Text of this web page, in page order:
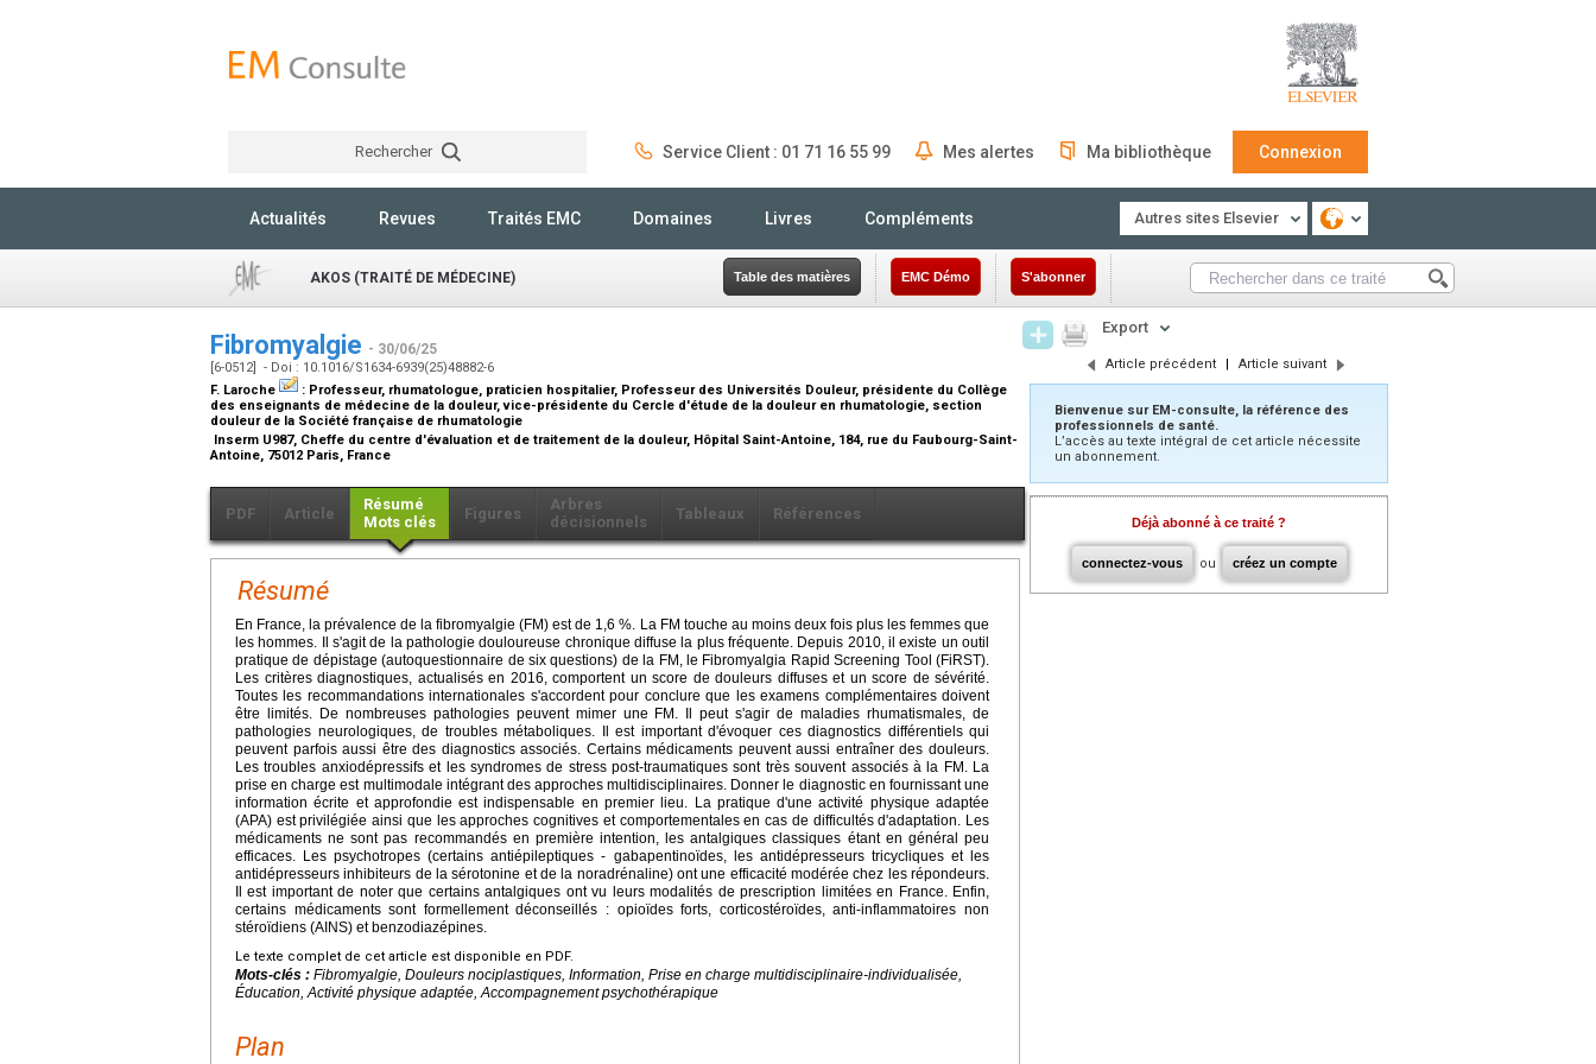
Rechercher Service Client : 01 71 16 55 99 Mes alertes Ma bibliothèque Connexion
Actualités Revues Traités EMC Domaines Livres Compléments Autres sites Elsevier
AKOS (TRAITÉ DE MÉDECINE) Table des matières EMC Démo S'abonner
Fibromyalgie - 30/06/25
[6-0512] - Doi : 10.1016/S1634-6939(25)48882-6
F. Laroche
: Professeur, rhumatologue, praticien hospitalier, Professeur des Universités Douleur, présidente du Collège
des enseignants de médecine de la douleur, vice-présidente du Cercle d'étude de la douleur en rhumatologie, section
douleur de la Société française de rhumatologie
Inserm U987, Cheffe du centre d'évaluation et de traitement de la douleur, Hôpital Saint-Antoine, 184, rue du Faubourg-Saint-
Antoine, 75012 Paris, France
PDF Article
Résumé
Mots clés
Figures
Arbres
décisionnels
Tableaux Références
Résumé
En France, la prévalence de la fibromyalgie (FM) est de 1,6 %. La FM touche au moins deux fois plus les femmes que
les hommes. Il s'agit de la pathologie douloureuse chronique diffuse la plus fréquente. Depuis 2010, il existe un outil
pratique de dépistage (autoquestionnaire de six questions) de la FM, le Fibromyalgia Rapid Screening Tool (FiRST).
Les critères diagnostiques, actualisés en 2016, comportent un score de douleurs diffuses et un score de sévérité.
Toutes les recommandations internationales s'accordent pour conclure que les examens complémentaires doivent
être limités. De nombreuses pathologies peuvent mimer une FM. Il peut s'agir de maladies rhumatismales, de
pathologies neurologiques, de troubles métaboliques. Il est important d'évoquer ces diagnostics différentiels qui
peuvent parfois aussi être des diagnostics associés. Certains médicaments peuvent aussi entraîner des douleurs.
Les troubles anxiodépressifs et les syndromes de stress post-traumatiques sont très souvent associés à la FM. La
prise en charge est multimodale intégrant des approches multidisciplinaires. Donner le diagnostic en fournissant une
information écrite et approfondie est indispensable en premier lieu. La pratique d'une activité physique adaptée
(APA) est privilégiée ainsi que les approches cognitives et comportementales en cas de difficultés d'adaptation. Les
médicaments ne sont pas recommandés en première intention, les antalgiques classiques étant en général peu
efficaces. Les psychotropes (certains antiépileptiques - gabapentinoïdes, les antidépresseurs tricycliques et les
antidépresseurs inhibiteurs de la sérotonine et de la noradrénaline) ont une efficacité modérée chez les répondeurs.
Il est important de noter que certains antalgiques ont vu leurs modalités de prescription limitées en France. Enfin,
certains médicaments sont formellement déconseillés : opioïdes forts, corticostéroïdes, anti-inflammatoires non
stéroïdiens (AINS) et benzodiazépines.
Le texte complet de cet article est disponible en PDF.
Mots-clés : Fibromyalgie, Douleurs nociplastiques, Information, Prise en charge multidisciplinaire-individualisée,
Éducation, Activité physique adaptée, Accompagnement psychothérapique
Plan
Export
Article précédent | Article suivant
Bienvenue sur EM-consulte, la référence des
professionnels de santé.
L’accès au texte intégral de cet article nécessite
un abonnement.
Déjà abonné à ce traité ?
connectez-vous ou créez un compte